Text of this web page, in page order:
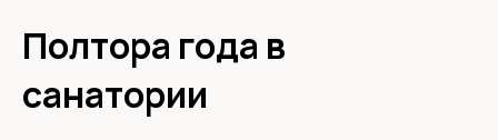
Полтора года в
санатории